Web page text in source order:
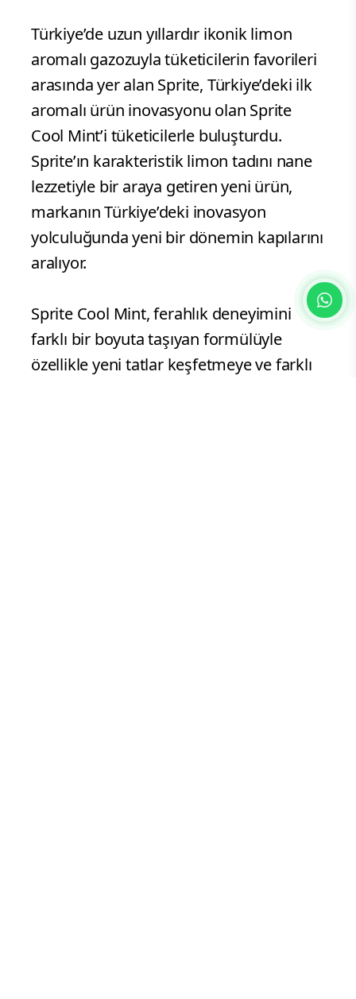
Türkiye’de uzun yıllardır ikonik limon
aromalı gazozuyla tüketicilerin favorileri
arasında yer alan Sprite, Türkiye’deki ilk
aromalı ürün inovasyonu olan Sprite
Cool Mint’i tüketicilerle buluşturdu.
Sprite’ın karakteristik limon tadını nane
lezzetiyle bir araya getiren yeni ürün,
markanın Türkiye’deki inovasyon
yolculuğunda yeni bir dönemin kapılarını
aralıyor.
Sprite Cool Mint, ferahlık deneyimini
farklı bir boyuta taşıyan formülüyle
özellikle yeni tatlar keşfetmeye ve farklı